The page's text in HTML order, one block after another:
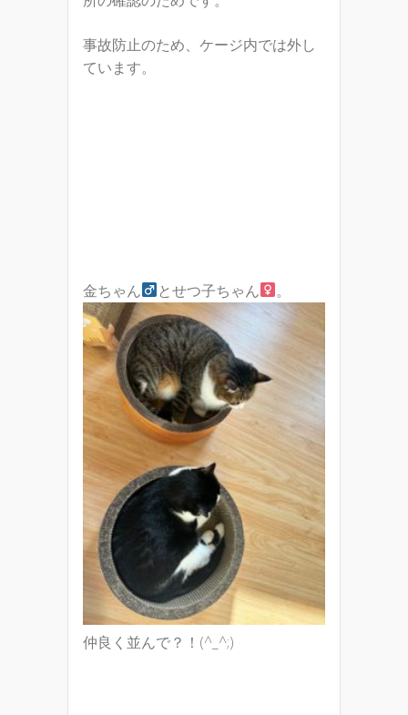
事故防止のため、ケージ内では外し
ています。
金ちゃん とせつ子ちゃん 。
仲良く並んで？！(^_^;)